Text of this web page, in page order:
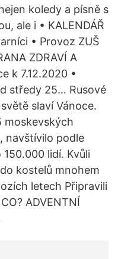
koledy a písně s
ale i • KALENDÁŘ
• Provoz ZUŠ
ZDRAVÍ A
k 7.12.2020 •
středy 25… Rusové
slaví Vánoce.
moskevských
navštívilo podle
lidí. Kvůli
kostelů mnohem
letech Připravili
ADVENTNÍ